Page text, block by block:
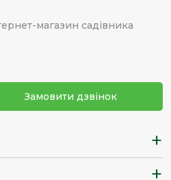
магазин садівника
Замовити дзвінок
+
+